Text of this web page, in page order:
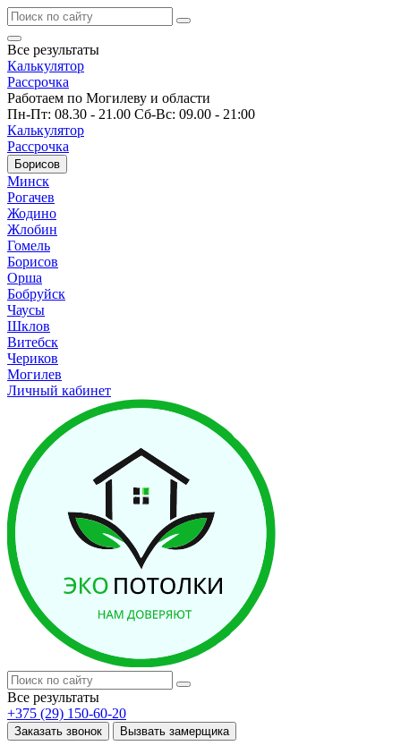
Все результаты
Калькулятор
Рассрочка
Работаем по Могилеву и области
Пн-Пт: 08.30 - 21.00 Сб-Вс: 09.00 - 21:00
Калькулятор
Рассрочка
Борисов
Минск
Рогачев
Жодино
Жлобин
Гомель
Борисов
Орша
Бобруйск
Чаусы
Шклов
Витебск
Чериков
Могилев
Личный кабинет
Все результаты
+375 (29) 150-60-20
Заказать звонок Вызвать замерщика